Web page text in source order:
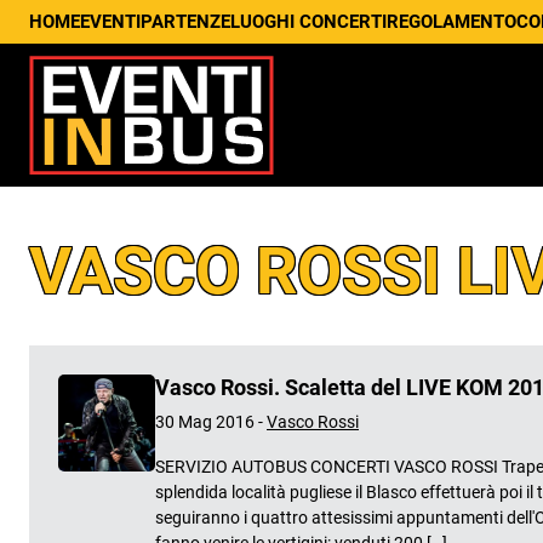
HOMEEVENTIPARTENZELUOGHI CONCERTIREGOLAMENTO
VASCO ROSSI
Vasco Rossi. Scaletta del LIVE KOM
30 Mag 2016 -Vasco Rossi
SERVIZIO AUTOBUS CONCERTI VASCO ROSSI
splendida località pugliese il Blasco effettuerà poi
seguiranno i quattro attesissimi appuntamenti